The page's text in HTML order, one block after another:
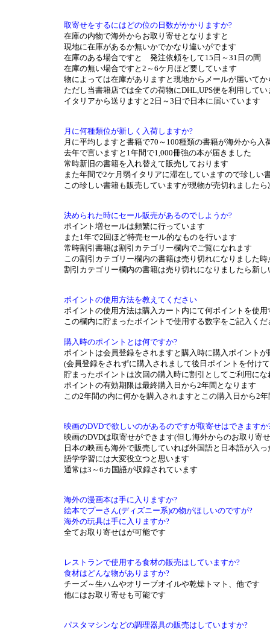
取寄せをするにはどの位の日数がかかりますか?
在庫の内物で海外からお取り寄せとなりますと
現地に在庫があるか無いかでかなり違いがでます
在庫のある場合ですと 発注依頼をして15日～31日の間
在庫の無い場合ですと2～6ケ月ほど要しています
物によっては在庫がありますと現地からメールが届いて
ただし当書籍店では全ての荷物にDHL,UPS便を利用してい
イタリアから送りますと2日～3日で日本に届いています
月に何種類位が新しく入荷しますか?
月に平均しますと書籍で70～100種類の書籍が海外から入
去年で言いますと1年間で1,000冊強の本が届きました
常時新旧の書籍を入れ替えて販売しております
また年間で2ケ月弱イタリアに滞在していますので珍しい
この珍しい書籍も販売していますが現物が売切れました
決められた時にセール販売があるのでしようか?
ポイント増セールは頻繁に行っています
また1年で2回ほど特売セール的なものを行います
常時割引書籍は割引カテゴリー欄内でご覧になれます
この割引カテゴリー欄内の書籍は売り切れになりました
割引カテゴリー欄内の書籍は売り切れになりましたら新
ポイントの使用方法を教えてください
ポイントの使用方法は購入カート内にて何ポイントを使
この欄内に貯まったポイントで使用する数字をご記入くだ
購入時のポイントとは何ですか?
ポイントは会員登録をされますと購入時に購入ポイント
(会員登録をされずに購入されまして後日ポイントを付け
貯まったポイントは次回の購入時に割引としてご利用にな
ポイントの有効期限は最終購入日から2年間となります
この2年間の内に何かを購入されますとこの購入日から2
映画のDVDで欲しいのがあるのですが取寄せはできますか
映画のDVDは取寄せができます(但し海外からのお取り寄
日本の映画も海外で販売していれば外国語と日本語が入
語学学習には大変役立つと思います
通常は3～6カ国語が収録されています
海外の漫画本は手に入りますか?
絵本でプーさん(ディズニー系)の物がほしいのですが?
海外の玩具は手に入りますか?
全てお取り寄せはが可能です
レストランで使用する食材の販売はしていますか?
食材はどんな物がありますか?
チーズ～生ハムやオリーブオイルや乾燥トマト、他です
他にはお取り寄せも可能です
パスタマシンなどの調理器具の販売はしていますか?